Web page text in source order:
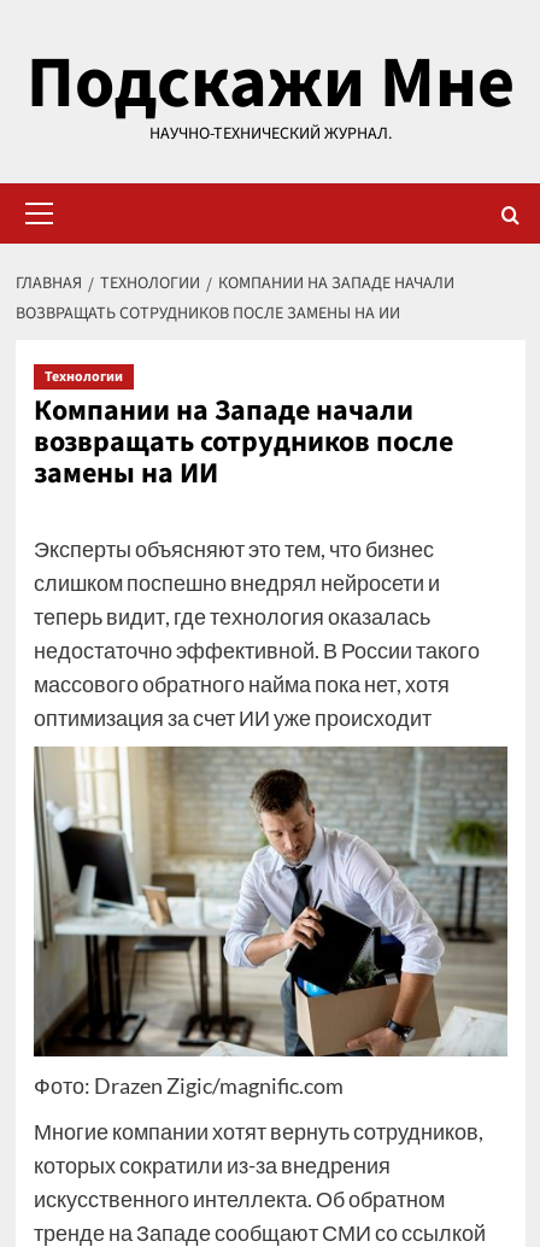
содержимому
Подскажи Мне
НАУЧНО-ТЕХНИЧЕСКИЙ ЖУРНАЛ.
меню
ГЛАВНАЯ ТЕХНОЛОГИИ
КОМПАНИИ НА ЗАПАДЕ НАЧАЛИ
ВОЗВРАЩАТЬ СОТРУДНИКОВ ПОСЛЕ ЗАМЕНЫ НА ИИ
Технологии
Компании на Западе начали
возвращать сотрудников после
замены на ИИ
Эксперты объясняют это тем, что бизнес
слишком поспешно внедрял нейросети и
теперь видит, где технология оказалась
недостаточно эффективной. В России такого
массового обратного найма пока нет, хотя
оптимизация за счет ИИ уже происходит
Фото: Drazen Zigic/magnific.com
Многие компании хотят вернуть сотрудников,
которых сократили из-за внедрения
искусственного интеллекта. Об обратном
тренде на Западе сообщают СМИ со ссылкой